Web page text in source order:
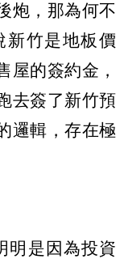
炮，那為何不
新竹是地板價
屋的簽約金，
去簽了新竹預
邏輯，存在極
明是因為投資